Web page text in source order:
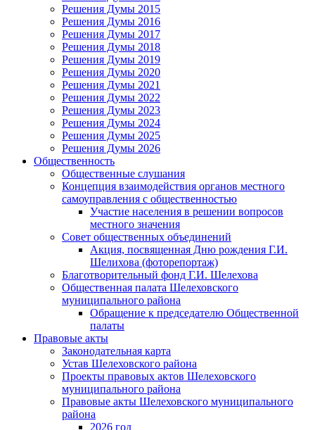
Решения Думы 2015
Решения Думы 2016
Решения Думы 2017
Решения Думы 2018
Решения Думы 2019
Решения Думы 2020
Решения Думы 2021
Решения Думы 2022
Решения Думы 2023
Решения Думы 2024
Решения Думы 2025
Решения Думы 2026
Общественность
Общественные слушания
Концепция взаимодействия органов местного
самоуправления с общественностью
Участие населения в решении вопросов
местного значения
Совет общественных объединений
Акция, посвященная Дню рождения Г.И.
Шелихова (фоторепортаж)
Благотворительный фонд Г.И. Шелехова
Общественная палата Шелеховского
муниципального района
Обращение к председателю Общественной
палаты
Правовые акты
Законодательная карта
Устав Шелеховского района
Проекты правовых актов Шелеховского
муниципального района
Правовые акты Шелеховского муниципального
района
2026 год